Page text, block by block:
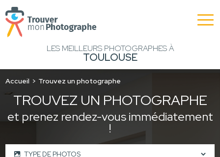
LES MEILLEURS PHOTOGRAPHES À
TOULOUSE
Accueil Trouvez un photographe
TROUVEZ UN PHOTOGRAPHE
et prenez rendez-vous immédiatement
!